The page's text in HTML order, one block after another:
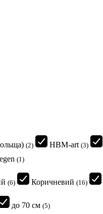
(2) HBM-art (3)
(1)
(6) Коричневий (16)
до 70 см (5)